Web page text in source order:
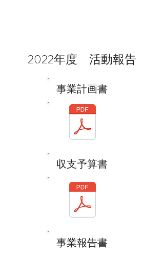
2022年度 活動報告
事業計画書
収支予算書
事業報告書